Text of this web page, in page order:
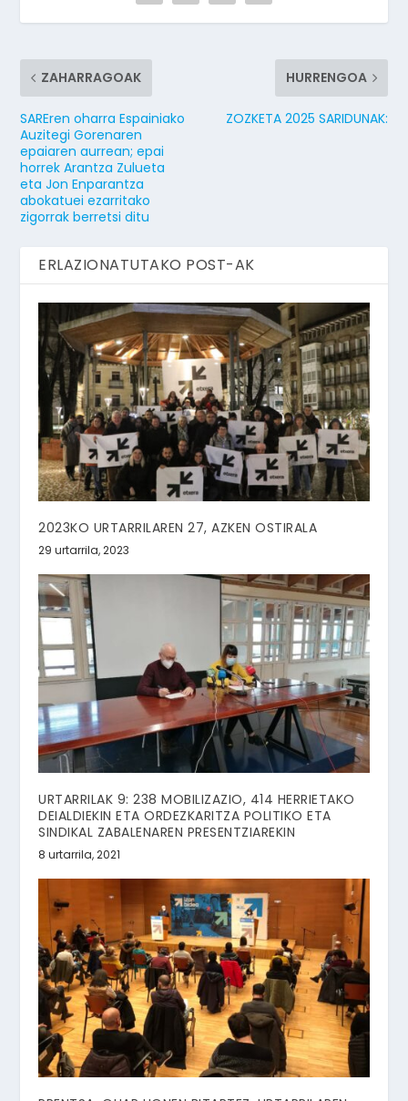
ZAHARRAGOAK
SAREren oharra Espainiako
Auzitegi Gorenaren
epaiaren aurrean; epai
horrek Arantza Zulueta
eta Jon Enparantza
abokatuei ezarritako
zigorrak berretsi ditu
HURRENGOA
ZOZKETA 2025 SARIDUNAK:
ERLAZIONATUTAKO POST-AK
2023KO URTARRILAREN 27, AZKEN OSTIRALA
29 urtarrila, 2023
URTARRILAK 9: 238 MOBILIZAZIO, 414 HERRIETAKO
DEIALDIEKIN ETA ORDEZKARITZA POLITIKO ETA
SINDIKAL ZABALENAREN PRESENTZIAREKIN
8 urtarrila, 2021